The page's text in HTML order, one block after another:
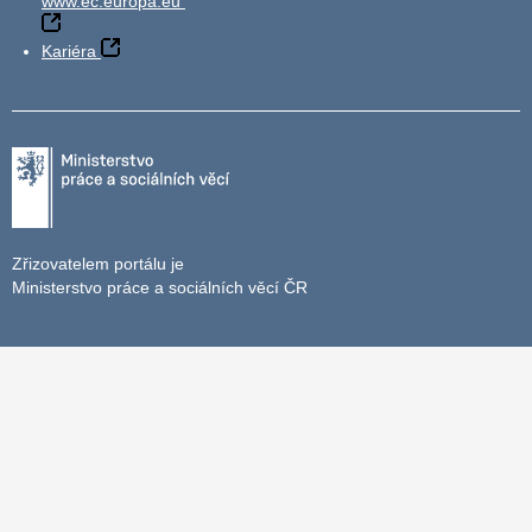
Kariéra
Zřizovatelem portálu je
Ministerstvo práce a sociálních věcí ČR